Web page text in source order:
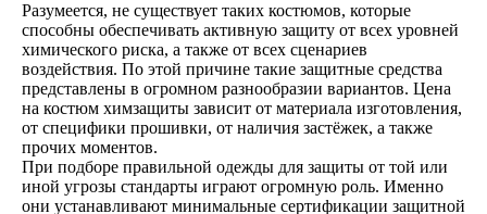
Разумеется, не существует таких костюмов, которые
способны обеспечивать активную защиту от всех уровней
химического риска, а также от всех сценариев
воздействия. По этой причине такие защитные средства
представлены в огромном разнообразии вариантов. Цена
на костюм химзащиты зависит от материала изготовления,
от специфики прошивки, от наличия застёжек, а также
прочих моментов.
При подборе правильной одежды для защиты от той или
иной угрозы стандарты играют огромную роль. Именно
они устанавливают минимальные сертификации защитной